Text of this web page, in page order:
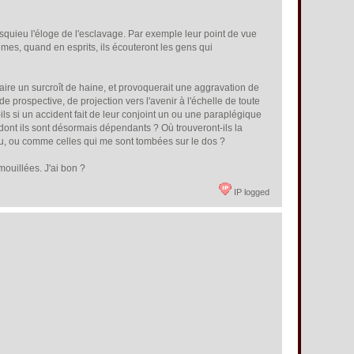
l'éloge de l'esclavage. Par exemple leur point de vue
quand en esprits, ils écouteront les gens qui
un surcroît de haine, et provoquerait une aggravation de
prospective, de projection vers l'avenir à l'échelle de toute
si un accident fait de leur conjoint un ou une paraplégique
ils sont désormais dépendants ? Où trouveront-ils la
ou comme celles qui me sont tombées sur le dos ?
J'ai bon ?
IP logged